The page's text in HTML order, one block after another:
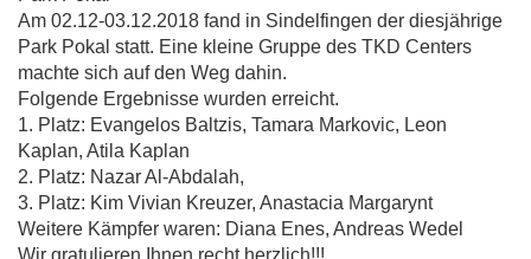
Am 02.12-03.12.2018 fand in Sindelfingen der diesjährige
Park Pokal statt. Eine kleine Gruppe des TKD Centers
machte sich auf den Weg dahin.
Folgende Ergebnisse wurden erreicht.
1. Platz: Evangelos Baltzis, Tamara Markovic, Leon
Kaplan, Atila Kaplan
2. Platz: Nazar Al-Abdalah,
3. Platz: Kim Vivian Kreuzer, Anastacia Margarynt
Weitere Kämpfer waren: Diana Enes, Andreas Wedel
Wir gratulieren Ihnen recht herzlich!!!